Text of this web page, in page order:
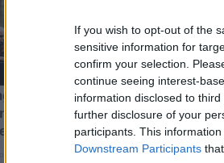
If you wish to opt-out of the
sensitive information for
confirm your selection.
continue seeing interest-
information disclosed to
further disclosure of your
participants. This
Downstream Participants